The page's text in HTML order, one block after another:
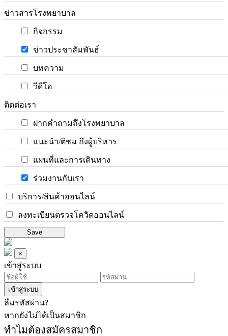
ข่าวสารโรงพยาบาล
กิจกรรม
ข่าวประชาสัมพันธ์
บทความ
วีดีโอ
ติดต่อเรา
ฝากคำถามถึงโรงพยาบาล
แนะนำ/ติชม ถึงผู้บริหาร
แผนที่และการเดินทาง
ร่วมงานกับเรา
บริการ/สินค้าออนไลน์
ลงทะเบียนตรวจโควิดออนไลน์
Save
×
เข้าสู่ระบบ
เข้าสู่ระบบ
ลืมรหัสผ่าน?
หากยังไม่ได้เป็นสมาชิก
ทำไมต้องสมัครสมาชิก